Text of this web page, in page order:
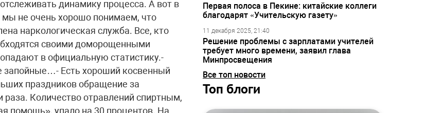
Первая полоса в Пекине: китайские коллеги
благодарят «Учительскую газету»
11 декабря 2025, 21:40
Решение проблемы с зарплатами учителей
требует много времени, заявил глава
Минпросвещения
Все топ новости
Топ блоги